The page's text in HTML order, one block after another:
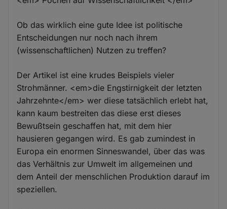
Ob das wirklich eine gute Idee ist politische
Entscheidungen nur noch nach ihrem
(wissenschaftlichen) Nutzen zu treffen?
Der Artikel ist eine krudes Beispiels vieler
Strohmänner. <em>die Engstirnigkeit der letzten
Jahrzehnte</em> wer diese tatsächlich erlebt hat,
kann kaum bestreiten das diese erst dieses
Bewußtsein geschaffen hat, mit dem hier
hausieren gegangen wird. Es gab zumindest in
Europa ein enormen Sinneswandel, über das was
das Verhältnis zur Umwelt im allgemeinen und
dem Anteil der menschlichen Produktion darauf im
speziellen.